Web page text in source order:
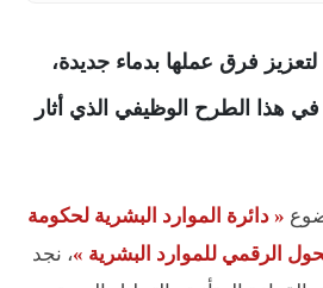
فرق عملها بدماء جديدة،
هذا الطرح الوظيفي الذي أثار
« دائرة الموارد البشرية لحكومة
الرقمي للموارد البشرية »، نجد